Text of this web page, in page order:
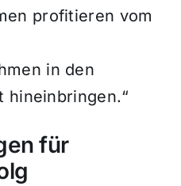
profitieren vom
in den
hineinbringen.“
für